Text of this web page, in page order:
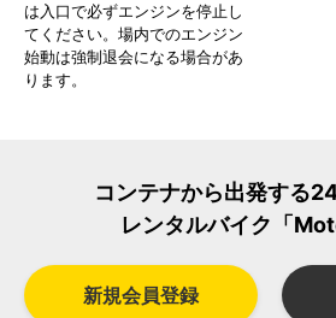
は入口で必ずエンジンを停止し
てください。場内でのエンジン
始動は強制退会になる場合があ
ります。
コンテナから出発する
レンタルバイク「
新規会員登録